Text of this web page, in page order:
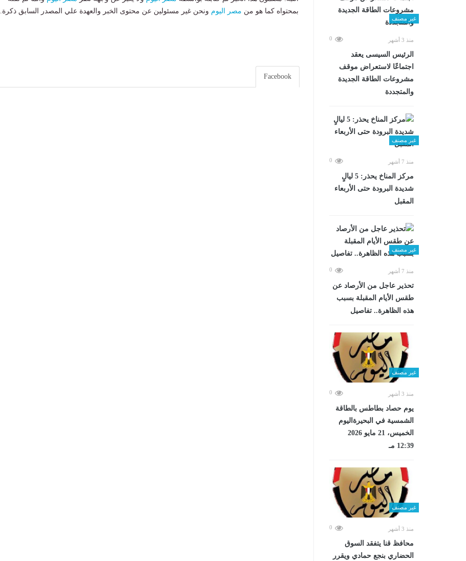
غير مصنف
منذ 3 أشهر 0
الرئيس السيسى يعقد
اجتماعًا لاستعراض موقف
مشروعات الطاقة الجديدة
والمتجددة
غير مصنف
منذ 7 أشهر 0
مركز المناخ يحذر: 5 ليالٍ
شديدة البرودة حتى الأربعاء
المقبل
غير مصنف
منذ 7 أشهر 0
تحذير عاجل من الأرصاد عن
طقس الأيام المقبلة بسبب
هذه الظاهرة.. تفاصيل
غير مصنف
منذ 3 أشهر 0
يوم حصاد بطاطس بالطاقة
الشمسية في البحيرةاليوم
الخميس، 21 مايو 2026
12:39 مـ
غير مصنف
منذ 3 أشهر 0
محافظ قنا يتفقد السوق
الحضاري بنجع حمادي ويقرر
بمحتواه كما هو من مصر اليوم ونحن غير مسئولين عن محتوى الخبر والعهدة علي المصدر السابق ذكرة.
Facebook